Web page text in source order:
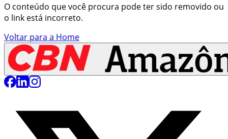
O conteúdo que você procura pode ter sido removido ou
o link está incorreto.
Voltar para a Home